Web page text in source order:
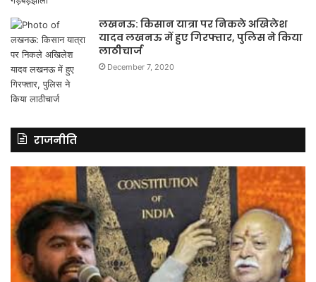
लखनऊ: किसान यात्रा पर निकले अखिलेश
यादव लखनऊ में हुए गिरफ्तार, पुलिस ने किया
लाठीचार्ज
December 7, 2020
राजनीति